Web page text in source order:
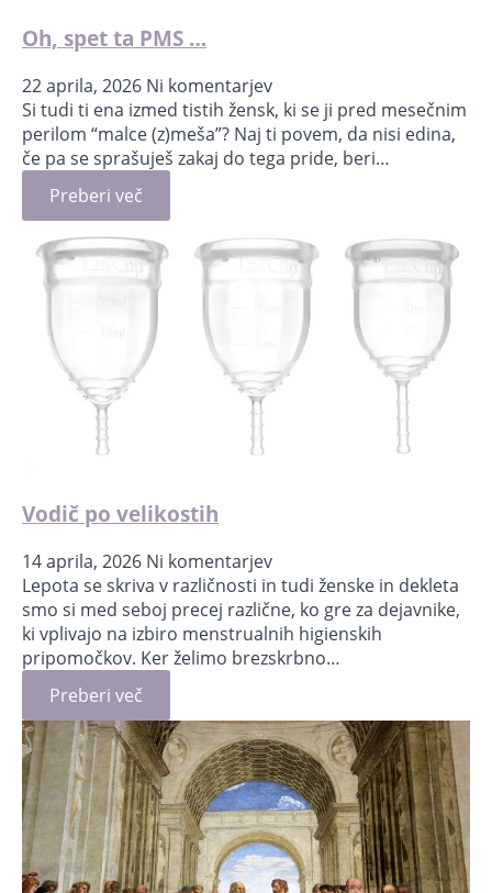
Oh, spet ta PMS …
22 aprila, 2026 Ni komentarjev
Si tudi ti ena izmed tistih žensk, ki se ji pred mesečnim
perilom “malce (z)meša”? Naj ti povem, da nisi edina,
če pa se sprašuješ zakaj do tega pride, beri…
Preberi več
Vodič po velikostih
14 aprila, 2026 Ni komentarjev
Lepota se skriva v različnosti in tudi ženske in dekleta
smo si med seboj precej različne, ko gre za dejavnike,
ki vplivajo na izbiro menstrualnih higienskih
pripomočkov. Ker želimo brezskrbno…
Preberi več